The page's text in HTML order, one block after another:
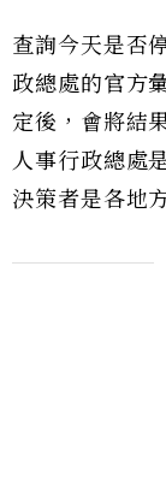
查詢今天是否
政總處的官方
定後，會將結
人事行政總處
決策者是各地